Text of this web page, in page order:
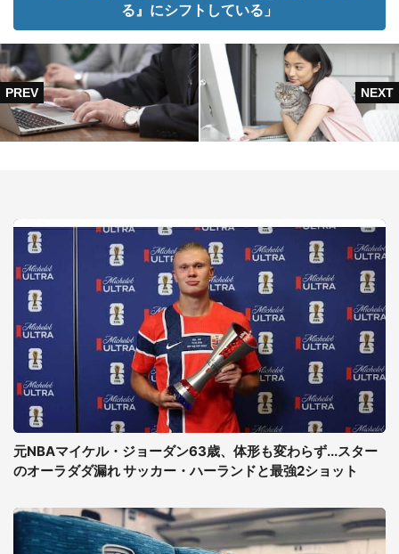
る』にシフトしている」
元NBAマイケル・ジョーダン63歳、体形も変わらず...スター
のオーラダダ漏れ サッカー・ハーランドと最強2ショット